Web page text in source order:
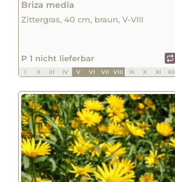
Briza media
Zittergras, 40 cm, braun, V-VIII
P 1 nicht lieferbar
I II III IV V VI VII VIII IX X XI XII